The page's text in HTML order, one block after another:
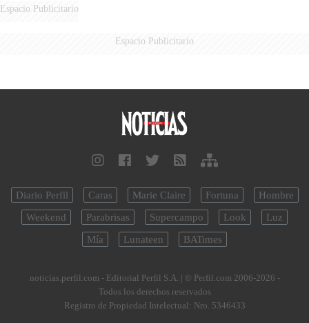
Espacio Publicitario
Espacio Publicitario
Diario Perfil Caras Marie Claire Fortuna
Hombre
Weekend
Parabrisas Supercampo Look
Luz
Mía
Lunateen BATimes
noticias.perfil.com - Editorial Perfil S.A. | © Perfil.com 2006-2026 -
Todos los derechos reservados
Registro de Propiedad Intelectual: Nro. 5346433